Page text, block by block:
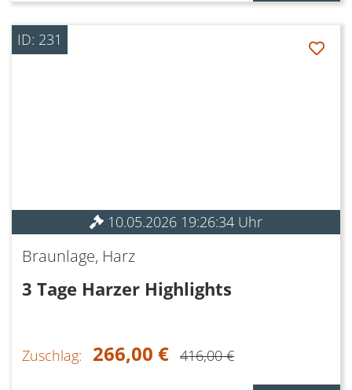
ID: 231
10.05.2026 19:26:34 Uhr
Braunlage, Harz
3 Tage Harzer Highlights
Zuschlag: 266,00 € 416,00 €